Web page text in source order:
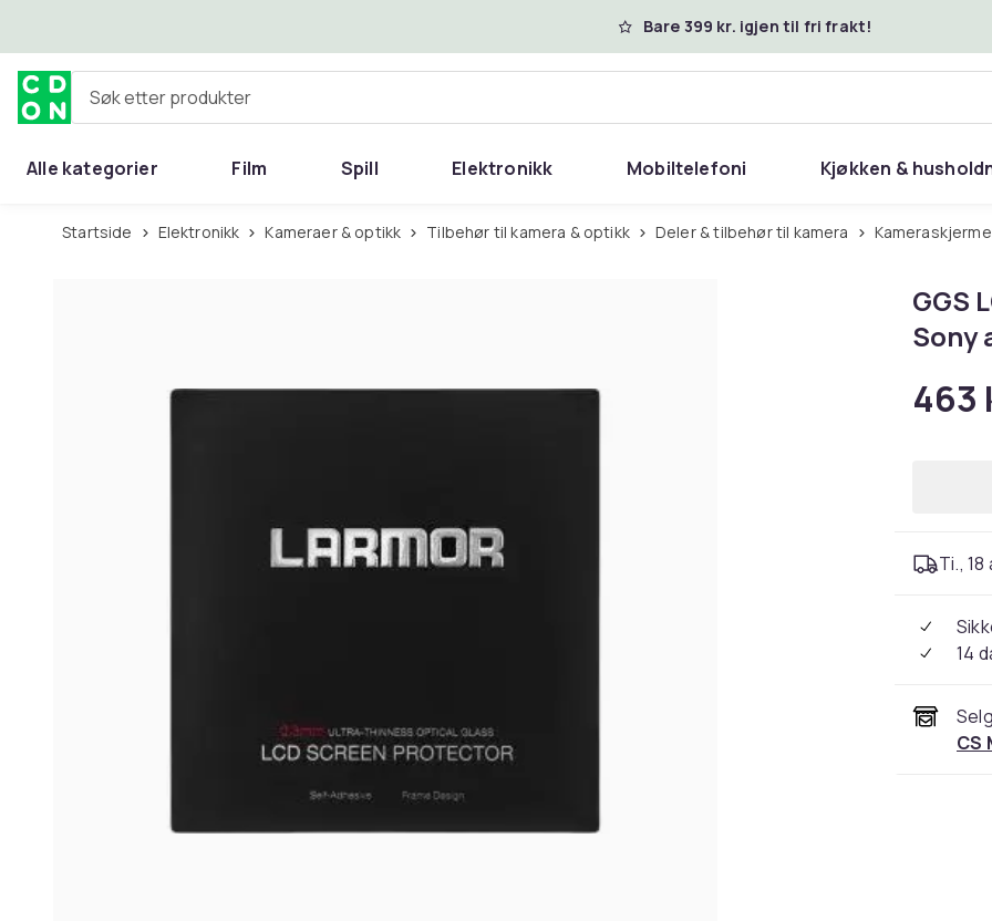
Bare 399 kr. igjen til fri frakt!
Søk etter produkter
Alle kategorier Film Spill Elektronikk Mobiltelefoni Kjøkken &
Startside Elektronikk Kameraer & optikk Tilbehør til kamera & optikk Deler & tilbehør til kamera
GGS
Sony
463
Ti., 18
14
CS